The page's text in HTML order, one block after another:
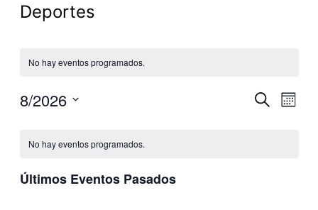
Deportes
No hay eventos programados.
BuscarMes
8/2026
fecha.
Eventos
No hay eventos programados.
Últimos Eventos Pasados